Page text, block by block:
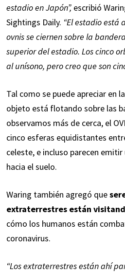
estadio en Japón”,escribió
Sightings Daily. “El estadio está
ovnis se ciernen sobre la
superior del estadio. Los cinco
al unísono, pero creo que son
Tal como se puede apreciar en
objeto está flotando sobre las
observamos más de cerca, el
cinco esferas equidistantes
celeste, e incluso parecen emitir
hacia el suelo.
Waring también agregó que
extraterrestresestán
cómo los humanos están
coronavirus.
“Los extraterrestres están ahí